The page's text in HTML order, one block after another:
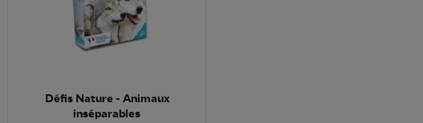
Défis Nature - Animaux
inséparables